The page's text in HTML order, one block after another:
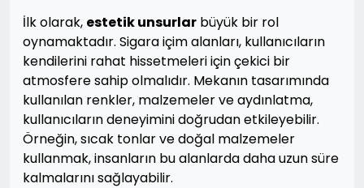
İlk olarak, estetik unsurlar büyük bir rol
oynamaktadır. Sigara içim alanları, kullanıcıların
kendilerini rahat hissetmeleri için çekici bir
atmosfere sahip olmalıdır. Mekanın tasarımında
kullanılan renkler, malzemeler ve aydınlatma,
kullanıcıların deneyimini doğrudan etkileyebilir.
Örneğin, sıcak tonlar ve doğal malzemeler
kullanmak, insanların bu alanlarda daha uzun süre
kalmalarını sağlayabilir.